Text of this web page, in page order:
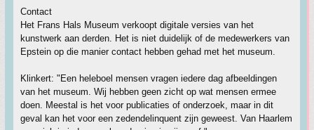
Contact
Het Frans Hals Museum verkoopt digitale versies van het
kunstwerk aan derden. Het is niet duidelijk of de medewerkers van
Epstein op die manier contact hebben gehad met het museum.
Klinkert: "Een heleboel mensen vragen iedere dag afbeeldingen
van het museum. Wij hebben geen zicht op wat mensen ermee
doen. Meestal is het voor publicaties of onderzoek, maar in dit
geval kan het voor een zedendelinquent zijn geweest. Van Haarlem